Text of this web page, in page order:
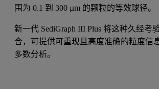
围为 0.1 到 300 µm 的颗粒的等效球径。
新一代 SediGraph III Plus 将这种久经考
合，可提供可重现且高度准确的粒度信
多数分析。